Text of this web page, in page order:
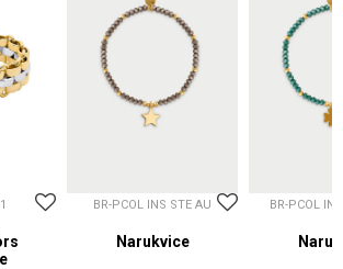
BR-PCOL INS STE AU
Narukvice
BR-PCOL